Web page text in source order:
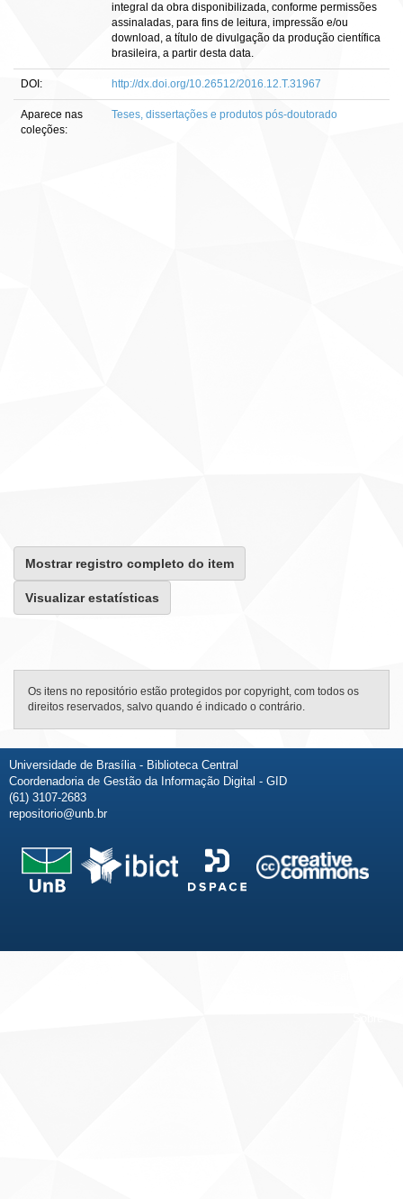
integral da obra disponibilizada, conforme permissões
assinaladas, para fins de leitura, impressão e/ou
download, a título de divulgação da produção científica
brasileira, a partir desta data.
DOI: http://dx.doi.org/10.26512/2016.12.T.31967
Aparece nas
coleções:
Teses, dissertações e produtos pós-doutorado
Mostrar registro completo do item
Visualizar estatísticas
Os itens no repositório estão protegidos por copyright, com todos os
direitos reservados, salvo quando é indicado o contrário.
Universidade de Brasília - Biblioteca Central
Coordenadoria de Gestão da Informação Digital - GID
(61) 3107-2683
repositorio@unb.br